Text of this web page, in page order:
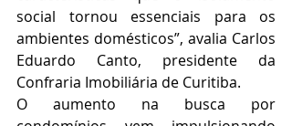
social tornou essenciais para os
ambientes domésticos”, avalia Carlos
Eduardo Canto, presidente da
Confraria Imobiliária de Curitiba.
O aumento na busca por